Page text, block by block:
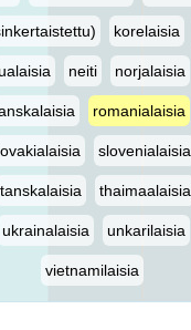
korelaisia
neiti norjalaisia
romanialaisia
slovenialaisia
tanskalaisia thaimaalaisia
ukrainalaisia unkarilaisia
vietnamilaisia